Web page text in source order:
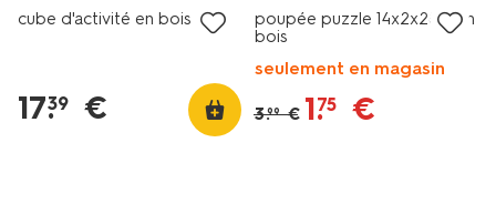
cube d'activité en bois
17.
39 €
poupée puzzle 14x2x28,5cm
bois
seulement en magasin
3.99 € 1.
75 €